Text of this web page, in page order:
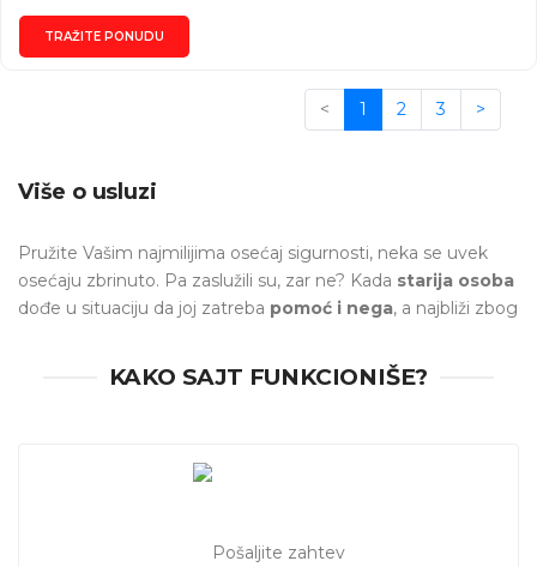
TRAŽITE PONUDU
< 1 2 3 >
Više o usluzi
Pružite Vašim najmilijima osećaj sigurnosti, neka se uvek
osećaju zbrinuto. Pa zaslužili su, zar ne? Kada starija osoba
dođe u situaciju da joj zatreba pomoć i nega, a najbliži zbog
dodatnu pomoć
našem sajtu pronaći profesionalca za Vas.
KAKO SAJT FUNKCIONIŠE?